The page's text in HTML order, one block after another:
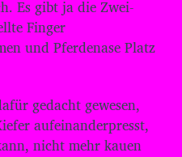
Es gibt ja die Zwei-
Finger
und Pferdenase Platz
gedacht gewesen,
aufeinanderpresst,
nicht mehr kauen